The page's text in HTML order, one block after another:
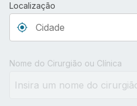
Localização
Nome do Cirurgião ou Clínica